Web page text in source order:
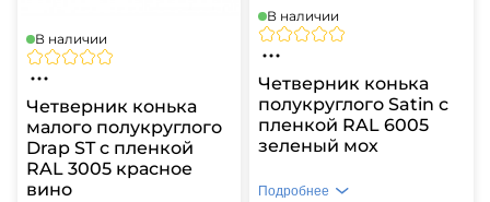
В наличии
Четверник конька
малого полукруглого
Drap ST с пленкой
RAL 3005 красное
вино
В наличии
Четверник конька
полукруглого Satin с
пленкой RAL 6005
зеленый мох
Подробнее